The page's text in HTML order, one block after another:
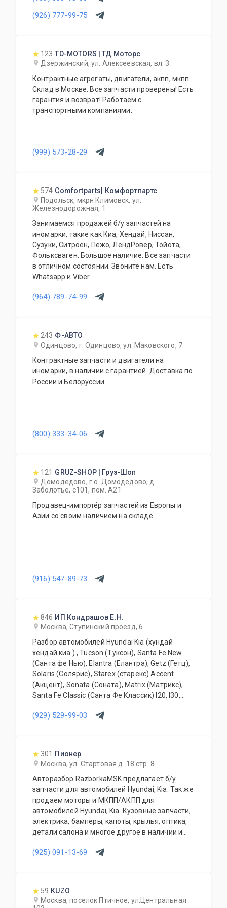
(926) 777-99-75
123 TD-MOTORS | ТД Моторс
Дзержинский, ул. Алексеевская, вл. 3
Контрактные агрегаты, двигатели, акпп, мкпп.
Склад в Москве. Все запчасти проверены! Есть
гарантия и возврат! Работаем с
транспортными компаниями.
(999) 573-28-29
574 Comfortparts| Комфортпартс
Подольск, мкрн Климовск, ул.
Железнодорожная, 1
Занимаемся продажей б/у запчастей на
иномарки, такие как Киа, Хендай, Ниссан,
Сузуки, Ситроен, Пежо, ЛендРовер, Тойота,
Фольксваген. Большое наличие. Все запчасти
в отличном состоянии. Звоните нам. Есть
Whatsapp и Viber.
(964) 789-74-99
243 Ф-АВТО
Одинцово, г. Одинцово, ул. Маковского, 7
Контрактные запчасти и двигатели на
иномарки, в наличии с гарантией. Доставка по
России и Белоруссии.
(800) 333-34-06
121 GRUZ-SHOP | Груз-Шоп
Домодедово, г.о. Домодедово, д.
Заболотье, с101, пом. А21
Продавец-импортёр запчастей из Европы и
Азии со своим наличием на складе.
(916) 547-89-73
846 ИП Кондрашов Е.Н.
Москва, Ступинский проезд, 6
Разбор автомобилей Hyundai Kia (хундай
хендай киа ) , Tucson (Туксон), Santa Fe New
(Санта фе Нью), Elantra (Елантра), Getz (Гетц),
Solaris (Солярис), Starex (старекс) Accent
(Акцент), Sonata (Соната), Matrix (Матрикс),
Santa Fe Classic (Санта Фе Классик) I20, I30,
(спортаж 3) Soul (сол) Sorento
фонарь, капот, решетка, передняя панель,
крышка багажника, рычаг, зеркало, абсорбер,
телевизор, задняя панель переднее заднее
крыло, резонатор, коллектор, порог , стойка ,
лонжерон, обшивка потолка, обшивка дверей ,
кронштейн бампера, жабо, Отправка в регион
по всей России, Авторазбор киа хендай!Киа
хендэй, запчасти все модели, Киа хендэ,
хендай киа ) , Tucson (Туксон), Santa Fe New
Santa Fe Classic (Санта Фе Классик) I20, I30,
IX35, Rio 2, 3, 4 (Рио) Ceed (сид) Sportage 2,
(929) 529-99-03
301
Пионер
Москва, ул. Стартовая д. 18 стр. 8
Авторазбор RazborkaMSK предлагает б/у
запчасти для автомобилей Hyundai, Kia. Так же
продаем моторы и МКПП/АКПП для
автомобилей Hyundai, Kia. Кузовные запчасти,
электрика, бамперы, капоты, крылья, оптика,
детали салона и многое другое в наличии и
с выбором деталей, окажем
(925) 091-13-69
59 KUZO
Москва, поселок Птичное, ул.Центральная